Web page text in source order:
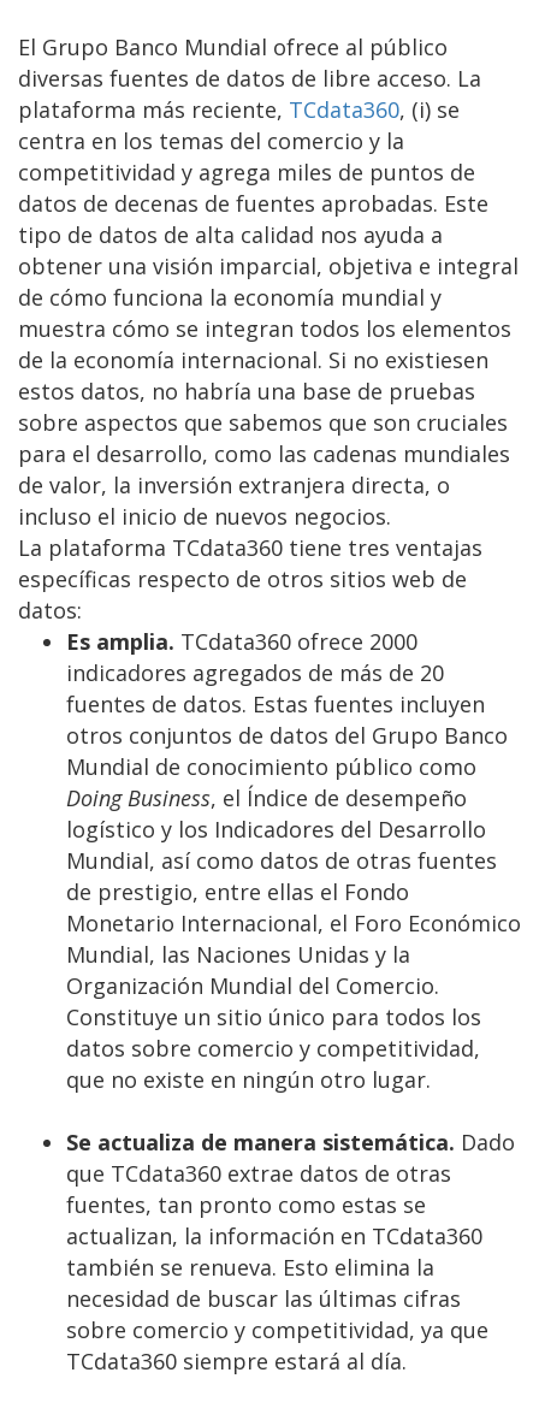
El Grupo Banco Mundial ofrece al público
diversas fuentes de datos de libre acceso. La
plataforma más reciente, TCdata360, (i) se
centra en los temas del comercio y la
competitividad y agrega miles de puntos de
datos de decenas de fuentes aprobadas. Este
tipo de datos de alta calidad nos ayuda a
obtener una visión imparcial, objetiva e integral
de cómo funciona la economía mundial y
muestra cómo se integran todos los elementos
de la economía internacional. Si no existiesen
estos datos, no habría una base de pruebas
sobre aspectos que sabemos que son cruciales
para el desarrollo, como las cadenas mundiales
de valor, la inversión extranjera directa, o
incluso el inicio de nuevos negocios.
La plataforma TCdata360 tiene tres ventajas
específicas respecto de otros sitios web de
datos:
Es amplia. TCdata360 ofrece 2000
indicadores agregados de más de 20
fuentes de datos. Estas fuentes incluyen
otros conjuntos de datos del Grupo Banco
Mundial de conocimiento público como
Doing Business, el Índice de desempeño
logístico y los Indicadores del Desarrollo
Mundial, así como datos de otras fuentes
de prestigio, entre ellas el Fondo
Monetario Internacional, el Foro Económico
Mundial, las Naciones Unidas y la
Organización Mundial del Comercio.
Constituye un sitio único para todos los
datos sobre comercio y competitividad,
que no existe en ningún otro lugar.
Se actualiza de manera sistemática. Dado
que TCdata360 extrae datos de otras
fuentes, tan pronto como estas se
actualizan, la información en TCdata360
también se renueva. Esto elimina la
necesidad de buscar las últimas cifras
sobre comercio y competitividad, ya que
TCdata360 siempre estará al día.